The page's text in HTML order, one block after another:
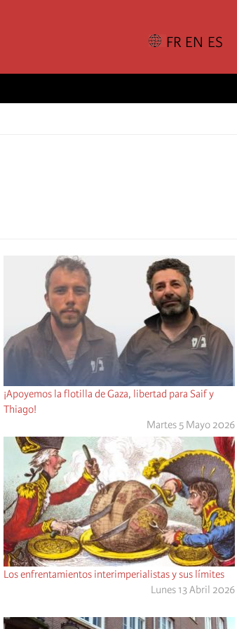
¡Apoyemos la flotilla de Gaza, libertad para Saif y
Thiago!
Martes 5 Mayo 2026
Los enfrentamientos interimperialistas y sus límites
Lunes 13 Abril 2026